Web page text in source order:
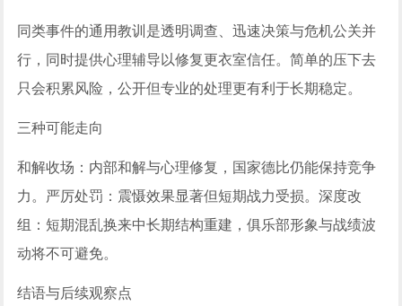
同类事件的通用教训是透明调查、迅速决策与危机公关并
行，同时提供心理辅导以修复更衣室信任。简单的压下去
只会积累风险，公开但专业的处理更有利于长期稳定。
三种可能走向
和解收场：内部和解与心理修复，国家德比仍能保持竞争
力。严厉处罚：震慑效果显著但短期战力受损。深度改
组：短期混乱换来中长期结构重建，俱乐部形象与战绩波
动将不可避免。
结语与后续观察点